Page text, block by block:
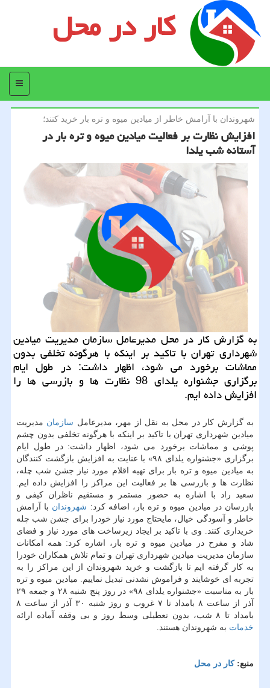
کار در محل
منو
شهروندان با آرامش خاطر از میادین میوه و تره بار خرید كنند؛
افزایش نظارت بر فعالیت میادین میوه و تره بار در
آستانه شب یلدا
به گزارش كار در محل مدیرعامل سازمان مدیریت میادین
شهرداری تهران با تاكید بر اینكه با هرگونه تخلفی بدون
مماشات برخورد می شود، اظهار داشت: در طول ایام
برگزاری جشنواره یلدای 98 نظارت ها و بازرسی ها را
افزایش داده ایم.
به گزارش كار در محل به نقل از مهر، مدیرعامل سازمان مدیریت
میادین شهرداری تهران با تاكید بر اینكه با هرگونه تخلفی بدون چشم
پوشی و مماشات برخورد می شود، اظهار داشت: در طول ایام
برگزاری «جشنواره یلدای ۹۸» با عنایت به افزایش بازگشت كنندگان
به میادین میوه و تره بار برای تهیه اقلام مورد نیاز جشن شب چله،
نظارت ها و بازرسی ها بر فعالیت این مراكز را افزایش داده ایم.
سعید راد با اشاره به حضور مستمر و مستقیم ناظران كیفی و
بازرسان در میادین میوه و تره بار، اضافه كرد: شهروندان با آرامش
خاطر و آسودگی خیال، مایحتاج مورد نیاز خودرا برای جشن شب چله
خریداری كنند. وی با تاكید بر ایجاد زیرساخت های مورد نیاز و فضای
شاد و مفرح در میادین میوه و تره بار، اشاره كرد: همه امكانات
سازمان مدیریت میادین شهرداری تهران و تمام تلاش همكاران خودرا
به كار گرفته ایم تا بازگشت و خرید شهروندان از این مراكز را به
تجربه ای خوشایند و فراموش نشدنی تبدیل نماییم. میادین میوه و تره
بار به مناسبت «جشنواره یلدای ۹۸» در روز پنج شنبه ۲۸ و جمعه ۲۹
آذر از ساعت ۸ بامداد تا ۷ غروب و روز شنبه ۳۰ آذر از ساعت ۸
بامداد تا ۸ شب، بدون تعطیلی وسط روز و بی وقفه آماده ارائه
خدمات به شهروندان هستند.
منبع:كار در محل